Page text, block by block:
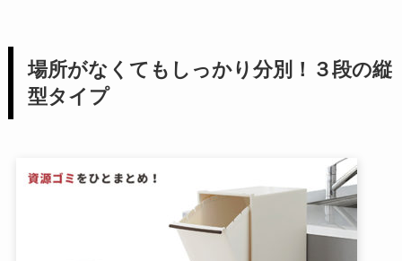
場所がなくてもしっかり分別！３段の縦
型タイプ